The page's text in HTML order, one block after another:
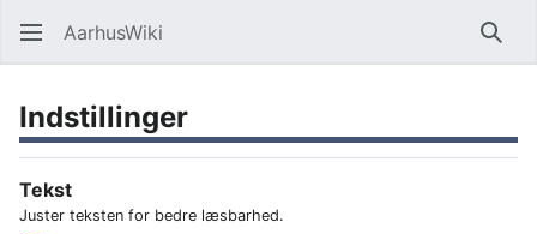
AarhusWiki Søg
Indstillinger
Tekst
Juster teksten for bedre læsbarhed.